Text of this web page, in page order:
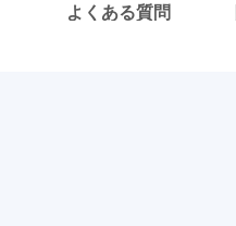
よくある質問